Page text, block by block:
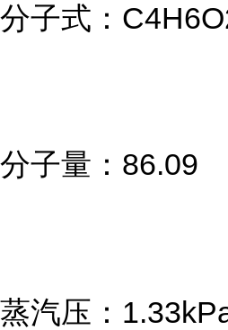
分子式：
分子量：86.09
蒸汽压：